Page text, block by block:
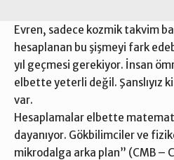
Evren, sadece kozmik takvim
hesaplanan bu şişmeyi fark
yıl geçmesi gerekiyor. İnsan
elbette yeterli değil. Şanslıyız
var.
Hesaplamalar elbette
dayanıyor. Gökbilimciler ve
mikrodalga arka plan” (CMB –